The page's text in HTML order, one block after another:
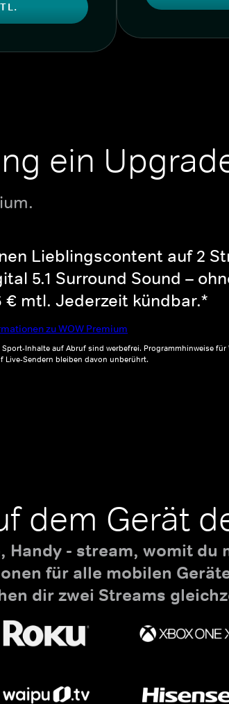
ein
Lieblingscontent auf 2
5.1 Surround Sound –
€ mtl. Jederzeit kündbar.*
zu WOW Premium
Inhalte auf Abruf sind werbefrei. Programmhinweise
Live-Sendern bleiben davon unberührt.
dem Gerät
Handy - stream, womit du
für alle mobilen
dir zwei Streams